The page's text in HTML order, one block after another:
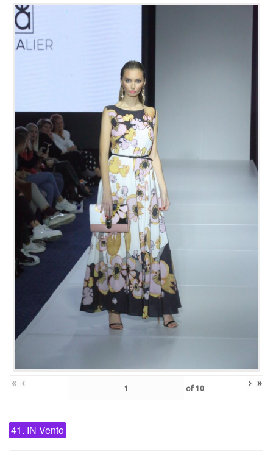
« ‹ of 10 › »
41. IN Vento